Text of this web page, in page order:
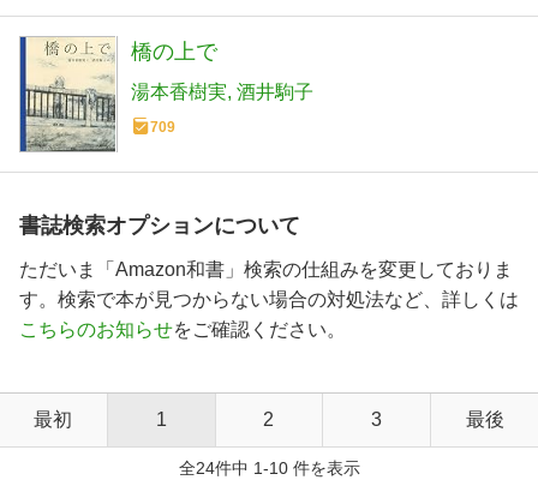
橋の上で
湯本香樹実 酒井駒子
709
書誌検索オプションについて
ただいま「Amazon和書」検索の仕組みを変更しておりま
す。検索で本が見つからない場合の対処法など、詳しくは
こちらのお知らせをご確認ください。
最初 1 2 3 最後
全24件中 1-10 件を表示